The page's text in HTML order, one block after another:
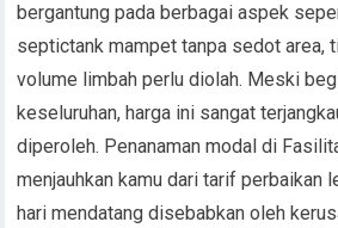
bergantung pada berbagai aspek
septictank mampet tanpa sedot area,
volume limbah perlu diolah. Meski
keseluruhan, harga ini sangat
diperoleh. Penanaman modal di
menjauhkan kamu dari tarif perbaikan
hari mendatang disebabkan oleh